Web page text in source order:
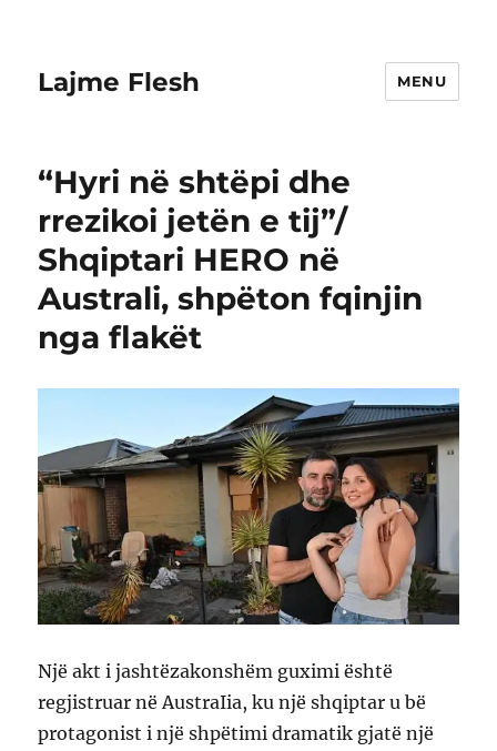
Lajme Flesh MENU
“Hyri në shtëpi dhe
rrezikoi jetën e tij”/
Shqiptari HERO në
Australi, shpëton fqinjin
nga flakët
Një akt i jashtëzakonshëm guximi është
regjistruar në AustraIia, ku një shqiptar u bë
protagonist i një shpëtimi dramatik gjatë një